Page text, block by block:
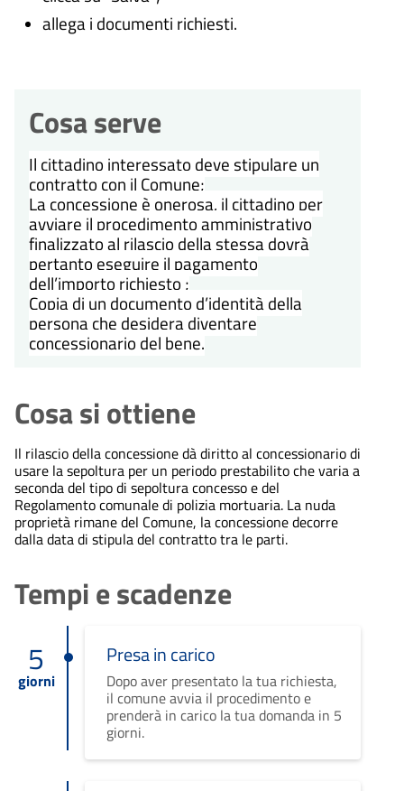
allega i documenti richiesti.
Cosa serve
Il cittadino interessato deve stipulare un
contratto con il Comune;
La concessione è onerosa, il cittadino per
avviare il procedimento amministrativo
finalizzato al rilascio della stessa dovrà
pertanto eseguire il pagamento
dell’importo richiesto ;
Copia di un documento d’identità della
persona che desidera diventare
concessionario del bene.
Cosa si ottiene
Il rilascio della concessione dà diritto al concessionario di
usare la sepoltura per un periodo prestabilito che varia a
seconda del tipo di sepoltura concesso e del
Regolamento comunale di polizia mortuaria. La nuda
proprietà rimane del Comune, la concessione decorre
dalla data di stipula del contratto tra le parti.
Tempi e scadenze
5
giorni
Presa in carico
Dopo aver presentato la tua richiesta,
il comune avvia il procedimento e
prenderà in carico la tua domanda in 5
giorni.